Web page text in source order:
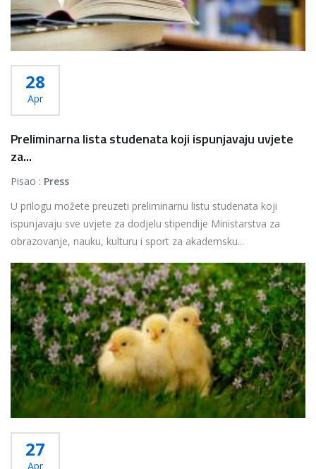
28
Apr
Preliminarna lista studenata koji ispunjavaju uvjete
za...
Pisao : Press
U prilogu možete preuzeti preliminarnu listu studenata koji
ispunjavaju sve uvjete za dodjelu stipendije Ministarstva za
obrazovanje, nauku, kulturu i sport za akademsku...
Više...
27
Apr